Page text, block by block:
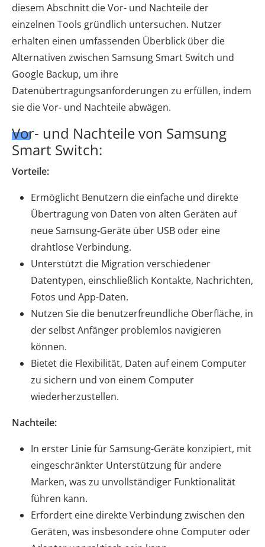
diesem Abschnitt die Vor- und Nachteile der
einzelnen Tools gründlich untersuchen. Nutzer
erhalten einen umfassenden Überblick über die
Alternativen zwischen Samsung Smart Switch und
Google Backup, um ihre
Datenübertragungsanforderungen zu erfüllen, indem
sie die Vor- und Nachteile abwägen.
Vor- und Nachteile von Samsung
Smart Switch:
Vorteile:
Ermöglicht Benutzern die einfache und direkte
Übertragung von Daten von alten Geräten auf
neue Samsung-Geräte über USB oder eine
drahtlose Verbindung.
Unterstützt die Migration verschiedener
Datentypen, einschließlich Kontakte, Nachrichten,
Fotos und App-Daten.
Nutzen Sie die benutzerfreundliche Oberfläche, in
der selbst Anfänger problemlos navigieren
können.
Bietet die Flexibilität, Daten auf einem Computer
zu sichern und von einem Computer
wiederherzustellen.
Nachteile:
In erster Linie für Samsung-Geräte konzipiert, mit
eingeschränkter Unterstützung für andere
Marken, was zu unvollständiger Funktionalität
führen kann.
Erfordert eine direkte Verbindung zwischen den
Geräten, was insbesondere ohne Computer oder